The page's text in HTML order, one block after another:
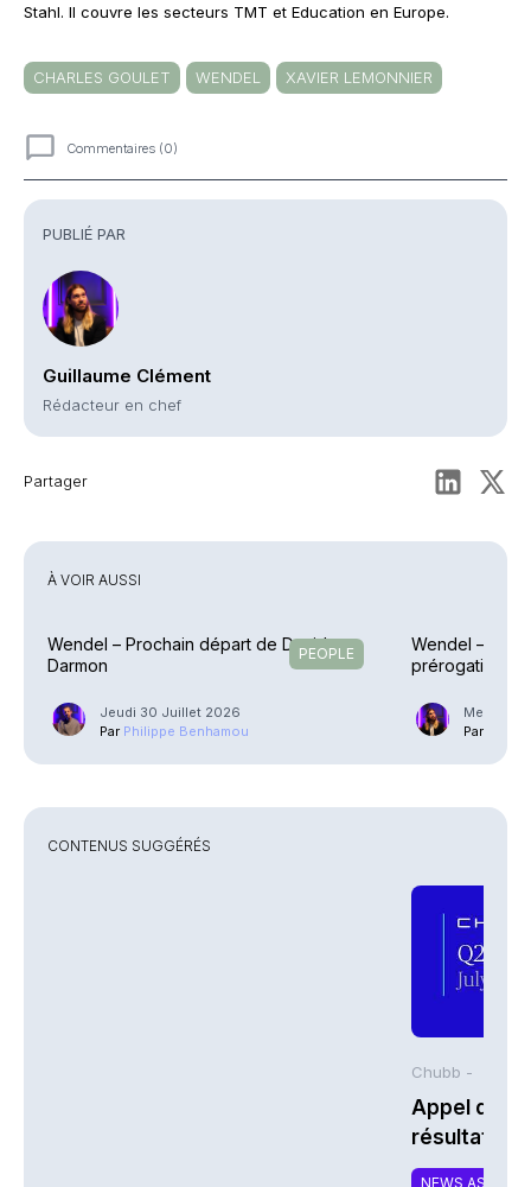
PUBLIÉ PAR
Guillaume Clément
Rédacteur en chef
Partager
Stahl. Il couvre les secteurs TMT et Education en Europe.
CHARLES GOULET WENDEL XAVIER LEMONNIER
Commentaires (0)
À VOIR AUSSI
PEOPLE
Wendel – Prochain départ de David
Darmon
Jeudi 30 Juillet 2026
Par Philippe Benhamou
Wendel –
prérogatives
Mercredi
Par
CONTENUS SUGGÉRÉS
Chubb -
Appel de
résultats
2026 de
NEWS